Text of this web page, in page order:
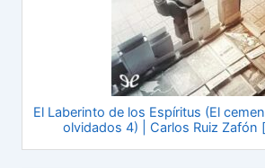
El Laberinto de los Espíritus (El
olvidados 4) | Carlos Ruiz Zafón